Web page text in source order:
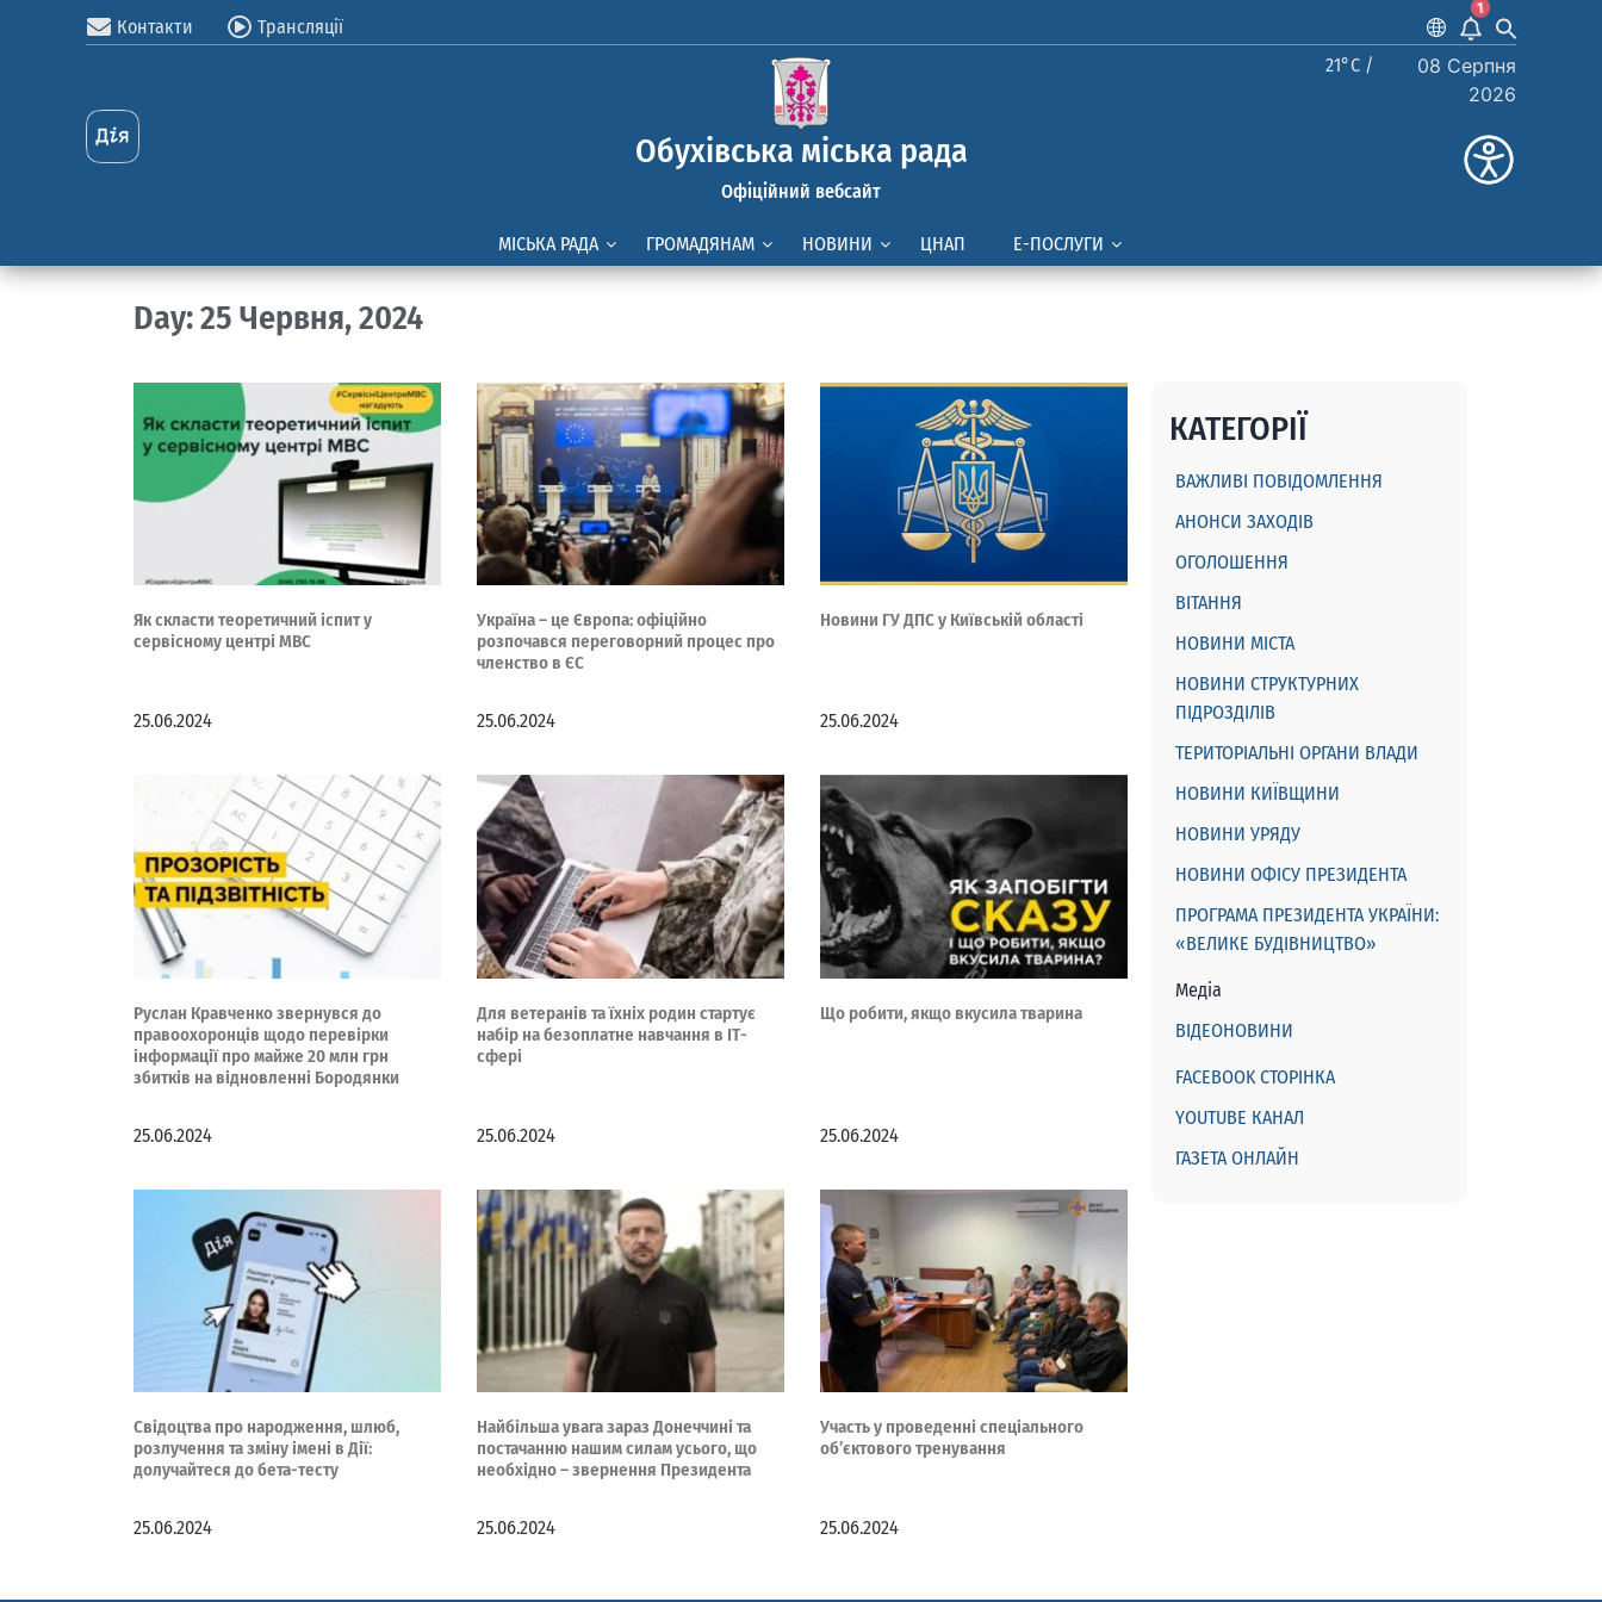
Контакти Трансляції
1
Обухівська міська рада
Офіційний вебсайт
21°C /
08 Серпня
2026
МІСЬКА РАДА ГРОМАДЯНАМ НОВИНИ ЦНАП Е-ПОСЛУГИ
Day: 25 Червня, 2024
Як скласти теоретичний іспит у
сервісному центрі МВС
25.06.2024
Україна – це Європа: офіційно
розпочався переговорний процес про
членство в ЄС
25.06.2024
Новини ГУ ДПС у Київській області
25.06.2024
Руслан Кравченко звернувся до
правоохоронців щодо перевірки
інформації про майже 20 млн грн
збитків на відновленні Бородянки
25.06.2024
Для ветеранів та їхніх родин стартує
набір на безоплатне навчання в ІТ-
сфері
25.06.2024
Що робити, якщо вкусила тварина
25.06.2024
Свідоцтва про народження, шлюб,
розлучення та зміну імені в Дії:
долучайтеся до бета-тесту
25.06.2024
Найбільша увага зараз Донеччині та
постачанню нашим силам усього, що
необхідно – звернення Президента
25.06.2024
Участь у проведенні спеціального
об’єктового тренування
25.06.2024
КАТЕГОРІЇ
ВАЖЛИВІ ПОВІДОМЛЕННЯ
АНОНСИ ЗАХОДІВ
ОГОЛОШЕННЯ
ВІТАННЯ
НОВИНИ МІСТА
НОВИНИ СТРУКТУРНИХ
ПІДРОЗДІЛІВ
ТЕРИТОРІАЛЬНІ ОРГАНИ ВЛАДИ
НОВИНИ КИЇВЩИНИ
НОВИНИ УРЯДУ
НОВИНИ ОФІСУ ПРЕЗИДЕНТА
ПРОГРАМА ПРЕЗИДЕНТА УКРАЇНИ:
«ВЕЛИКЕ БУДІВНИЦТВО»
Медіа
ВІДЕОНОВИНИ
FACEBOOK СТОРІНКА
YOUTUBE КАНАЛ
ГАЗЕТА ОНЛАЙН